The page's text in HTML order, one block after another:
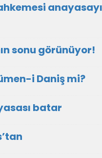
sonu görünüyor!
i Daniş mi?
batar